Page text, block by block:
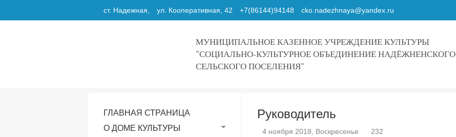
ст. Надежная, ул. Кооперативная, 42 +7(86144)94148 cko.nadezhnaya@yandex.ru
МУНИЦИПАЛЬНОЕ КАЗЕННОЕ УЧРЕЖДЕНИЕ КУЛЬТУРЫ
"СОЦИАЛЬНО-КУЛЬТУРНОЕ ОБЪЕДИНЕНИЕ НАДЁЖНЕНСКОГО
СЕЛЬСКОГО ПОСЕЛЕНИЯ"
ГЛАВНАЯ СТРАНИЦА
О ДОМЕ КУЛЬТУРЫ
Руководитель
4 ноября 2018, Воскресенье 232